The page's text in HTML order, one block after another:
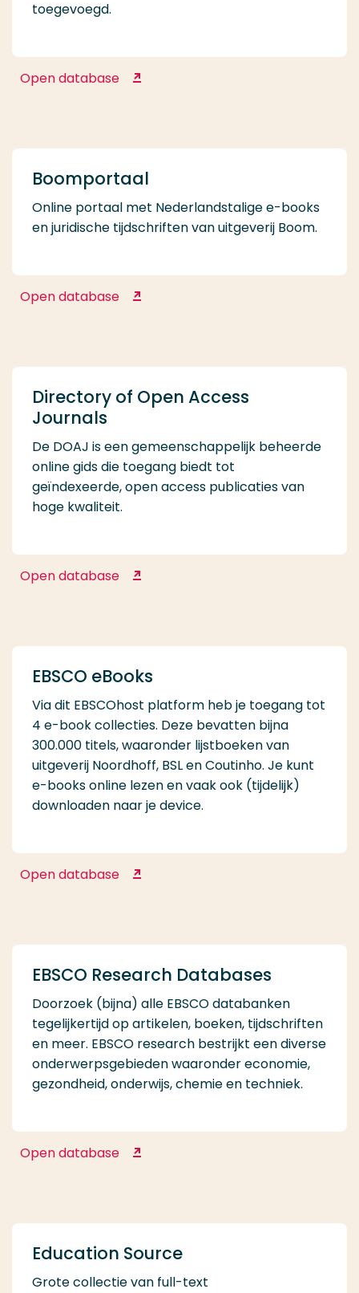
toegevoegd.
Open database Beeld en Geluid op school
Boomportaal
Online portaal met Nederlandstalige e-books
en juridische tijdschriften van uitgeverij Boom.
Open database Boomportaal
Directory of Open Access
Journals
De DOAJ is een gemeenschappelijk beheerde
online gids die toegang biedt tot
geïndexeerde, open access publicaties van
hoge kwaliteit.
Open database Directory of Open Access Journals
EBSCO eBooks
Via dit EBSCOhost platform heb je toegang tot
4 e-book collecties. Deze bevatten bijna
300.000 titels, waaronder lijstboeken van
uitgeverij Noordhoff, BSL en Coutinho. Je kunt
e-books online lezen en vaak ook (tijdelijk)
downloaden naar je device.
Open database EBSCO eBooks
EBSCO Research Databases
Doorzoek (bijna) alle EBSCO databanken
tegelijkertijd op artikelen, boeken, tijdschriften
en meer. EBSCO research bestrijkt een diverse
onderwerpsgebieden waaronder economie,
gezondheid, onderwijs, chemie en techniek.
Open database EBSCO Research Databases
Education Source
Grote collectie van full-text